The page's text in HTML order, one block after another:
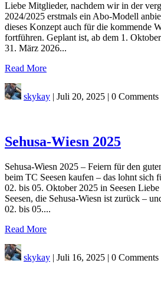
Liebe Mitglieder, nachdem wir in der
2024/2025 erstmals ein Abo-Modell
dieses Konzept auch für die kommende
fortführen. Geplant ist, ab dem 1.
31. März 2026...
Read More
skykay | Juli 20, 2025 | 0 Comments
Sehusa-Wiesn 2025
Sehusa-Wiesn 2025 – Feiern für den
beim TC Seesen kaufen – das lohnt sich
02. bis 05. Oktober 2025 in Seesen
Seesen, die Sehusa-Wiesn ist zurück –
02. bis 05....
Read More
skykay | Juli 16, 2025 | 0 Comments